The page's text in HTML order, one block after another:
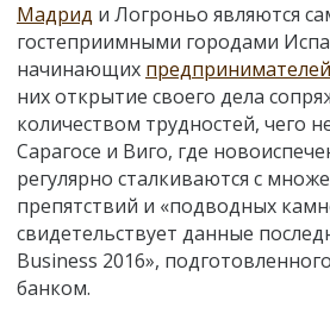
Мадрид и Логроньо являются
гостеприимными городами
начинающих предпринимателей
них открытие своего дела
количеством трудностей, чего
Сарагосе и Виго, где
регулярно сталкиваются с
препятствий и «подводных
свидетельствует данные
Business 2016»,
банком.